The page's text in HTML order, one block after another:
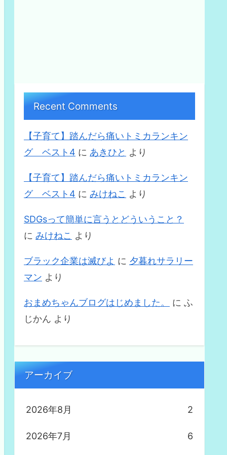
Recent Comments
【子育て】踏んだら痛いトミカランキン
グ ベスト4 に あきひと より
【子育て】踏んだら痛いトミカランキン
グ ベスト4 に みけねこ より
SDGsって簡単に言うとどういうこと？
に みけねこ より
ブラック企業は滅びよ に 夕暮れサラリー
マン より
おまめちゃんブログはじめました。 に ふ
じかん より
アーカイブ
2026年8月 2
2026年7月 6